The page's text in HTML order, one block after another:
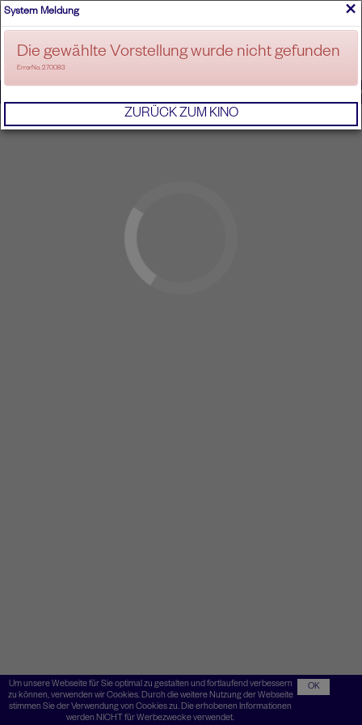
ANMELDEN
Um unsere Webseite für Sie optimal zu gestalten und fortlaufend verbessern
zu können, verwenden wir Cookies. Durch die weitere Nutzung der Webseite
stimmen Sie der Verwendung von Cookies zu. Die erhobenen Informationen
werden NICHT für Werbezwecke verwendet.
OK
×
System Meldung
Die gewählte Vorstellung wurde nicht gefunden
ErrorNo. 270083
ZURÜCK ZUM KINO